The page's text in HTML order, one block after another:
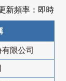
新頻率：即時
限公司